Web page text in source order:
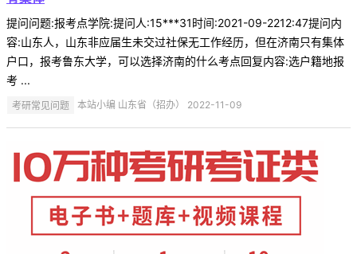
提问问题:报考点学院:提问人:15***31时间:2021-09-2212:47提问内
容:山东人，山东非应届生未交过社保无工作经历，但在济南只有集体
户口，报考鲁东大学，可以选择济南的什么考点回复内容:选户籍地报
考 ...
考研常见问题 本站小编 山东省（招办） 2022-11-09